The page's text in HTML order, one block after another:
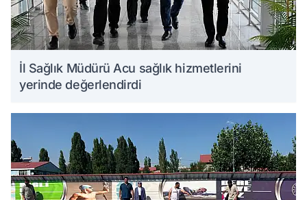
İl Sağlık Müdürü Acu sağlık hizmetlerini
yerinde değerlendirdi